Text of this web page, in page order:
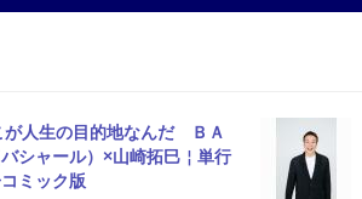
が人生の目的地なんだ ＢＡ
シャール）×山崎拓巳￤単行
ミック版